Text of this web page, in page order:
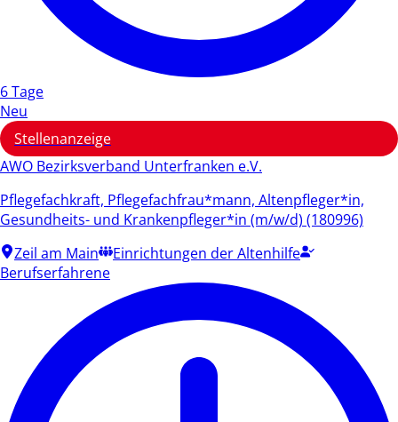
6 Tage
Neu
Stellenanzeige
AWO Bezirksverband Unterfranken e.V.
Pflegefachkraft, Pflegefachfrau*mann, Altenpfleger*in,
Gesundheits- und Krankenpfleger*in (m/w/d) (180996)
Zeil am Main
Einrichtungen der Altenhilfe
Berufserfahrene